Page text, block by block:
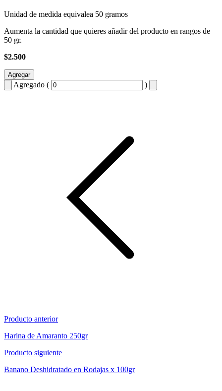
Unidad de medida equivalea 50 gramos
Aumenta la cantidad que quieres añadir del producto en rangos de
50 gr.
$2.500
Agregar
Agregado ( )
Producto anterior
Harina de Amaranto 250gr
Producto siguiente
Banano Deshidratado en Rodajas x 100gr